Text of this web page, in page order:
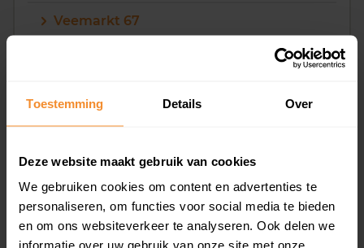
Toestemming Details Over
Deze website maakt gebruik van cookies
We gebruiken cookies om content en advertenties te
personaliseren, om functies voor social media te bieden
en om ons websiteverkeer te analyseren. Ook delen we
informatie over uw gebruik van onze site met onze
Veemarkt 67
7
Veemarkt 71
Veemarkt 73